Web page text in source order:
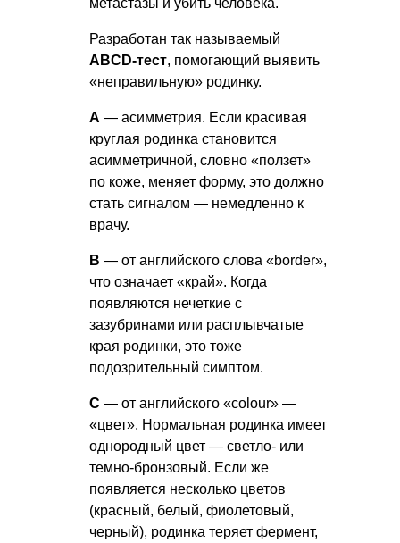
метастазы и убить человека.
Разработан так называемый
ABCD-тест, помогающий выявить
«неправильную» родинку.
А — асимметрия. Если красивая
круглая родинка становится
асимметричной, словно «ползет»
по коже, меняет форму, это должно
стать сигналом — немедленно к
врачу.
В — от английского слова «border»,
что означает «край». Когда
появляются нечеткие с
зазубринами или расплывчатые
края родинки, это тоже
подозрительный симптом.
С — от английского «colour» —
«цвет». Нормальная родинка имеет
однородный цвет — светло- или
темно-бронзовый. Если же
появляется несколько цветов
(красный, белый, фиолетовый,
черный), родинка теряет фермент,